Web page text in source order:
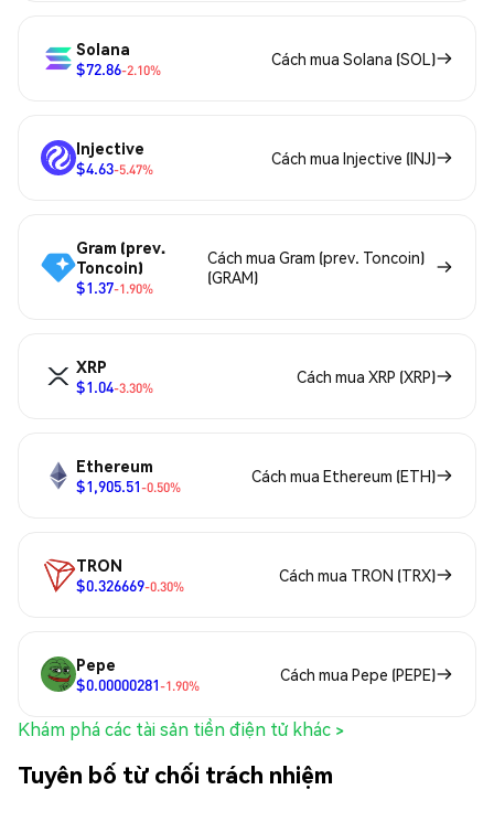
Solana
$72.86-2.10%
Cách mua Solana (SOL)
Injective
$4.63-5.47%
Cách mua Injective (INJ)
Gram (prev.
Toncoin)
$1.37-1.90%
Cách mua Gram (prev. Toncoin)
(GRAM)
XRP
$1.04-3.30%
Cách mua XRP (XRP)
Ethereum
$1,905.51-0.50%
Cách mua Ethereum (ETH)
TRON
$0.326669-0.30%
Cách mua TRON (TRX)
Pepe
$0.00000281-1.90%
Cách mua Pepe (PEPE)
Khám phá các tài sản tiền điện tử khác >
Tuyên bố từ chối trách nhiệm